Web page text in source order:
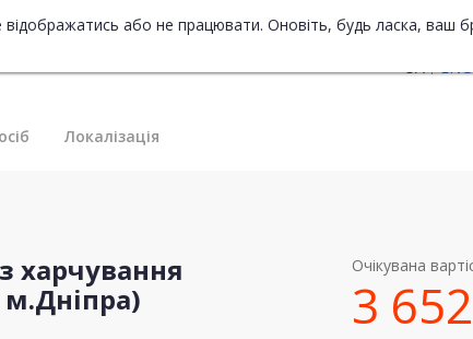
або не працювати. Оновіть, будь ласка, ваш
UA
ENG
Локалізація
харчування
м.Дніпра)
Очікувана
3